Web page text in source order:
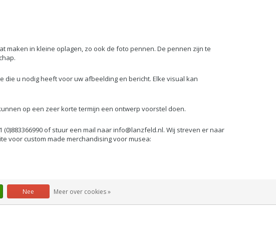
maken in kleine oplagen, zo ook de foto pennen. De pennen zijn te
die u nodig heeft voor uw afbeelding en bericht. Elke visual kan
op een zeer korte termijn een ontwerp voorstel doen.
of stuur een mail naarinfo@lanzfeld.nl. Wij streven er naar
voor custom made merchandising voor musea:
dan een in log code aan en dan kunt u eenvoudig en snel orders
+31 (0)883366990 of stuur een mail naar
Nee Meer over cookies »